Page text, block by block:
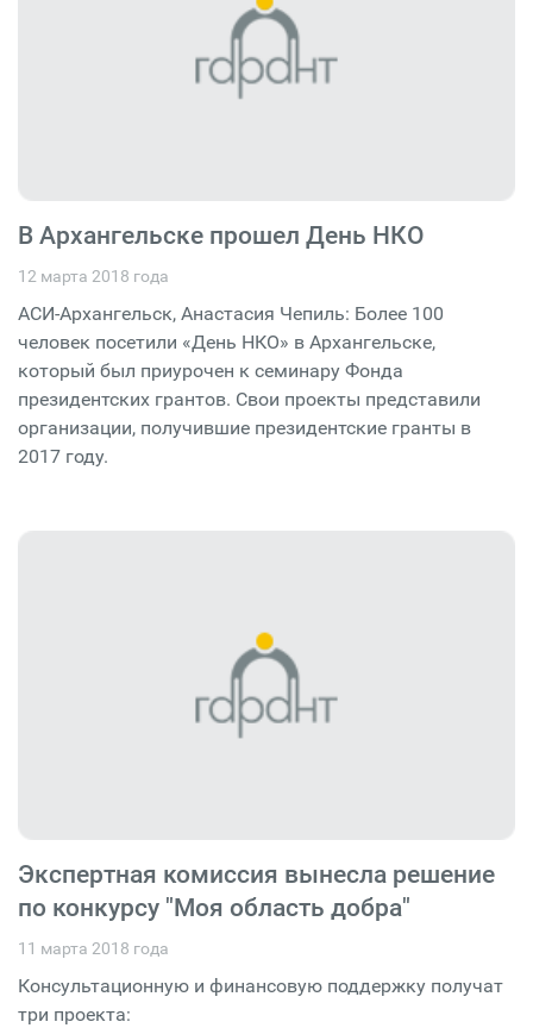
В Архангельске прошел День НКО
12 марта 2018 года
АСИ-Архангельск, Анастасия Чепиль: Более 100
человек посетили «День НКО» в Архангельске,
который был приурочен к семинару Фонда
президентских грантов. Свои проекты представили
организации, получившие президентские гранты в
2017 году.
Экспертная комиссия вынесла решение
по конкурсу "Моя область добра"
11 марта 2018 года
Консультационную и финансовую поддержку получат
три проекта: